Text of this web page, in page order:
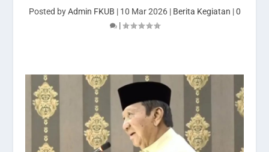
Posted byAdmin FKUB | 10 Mar 2026| Berita Kegiatan |0
|